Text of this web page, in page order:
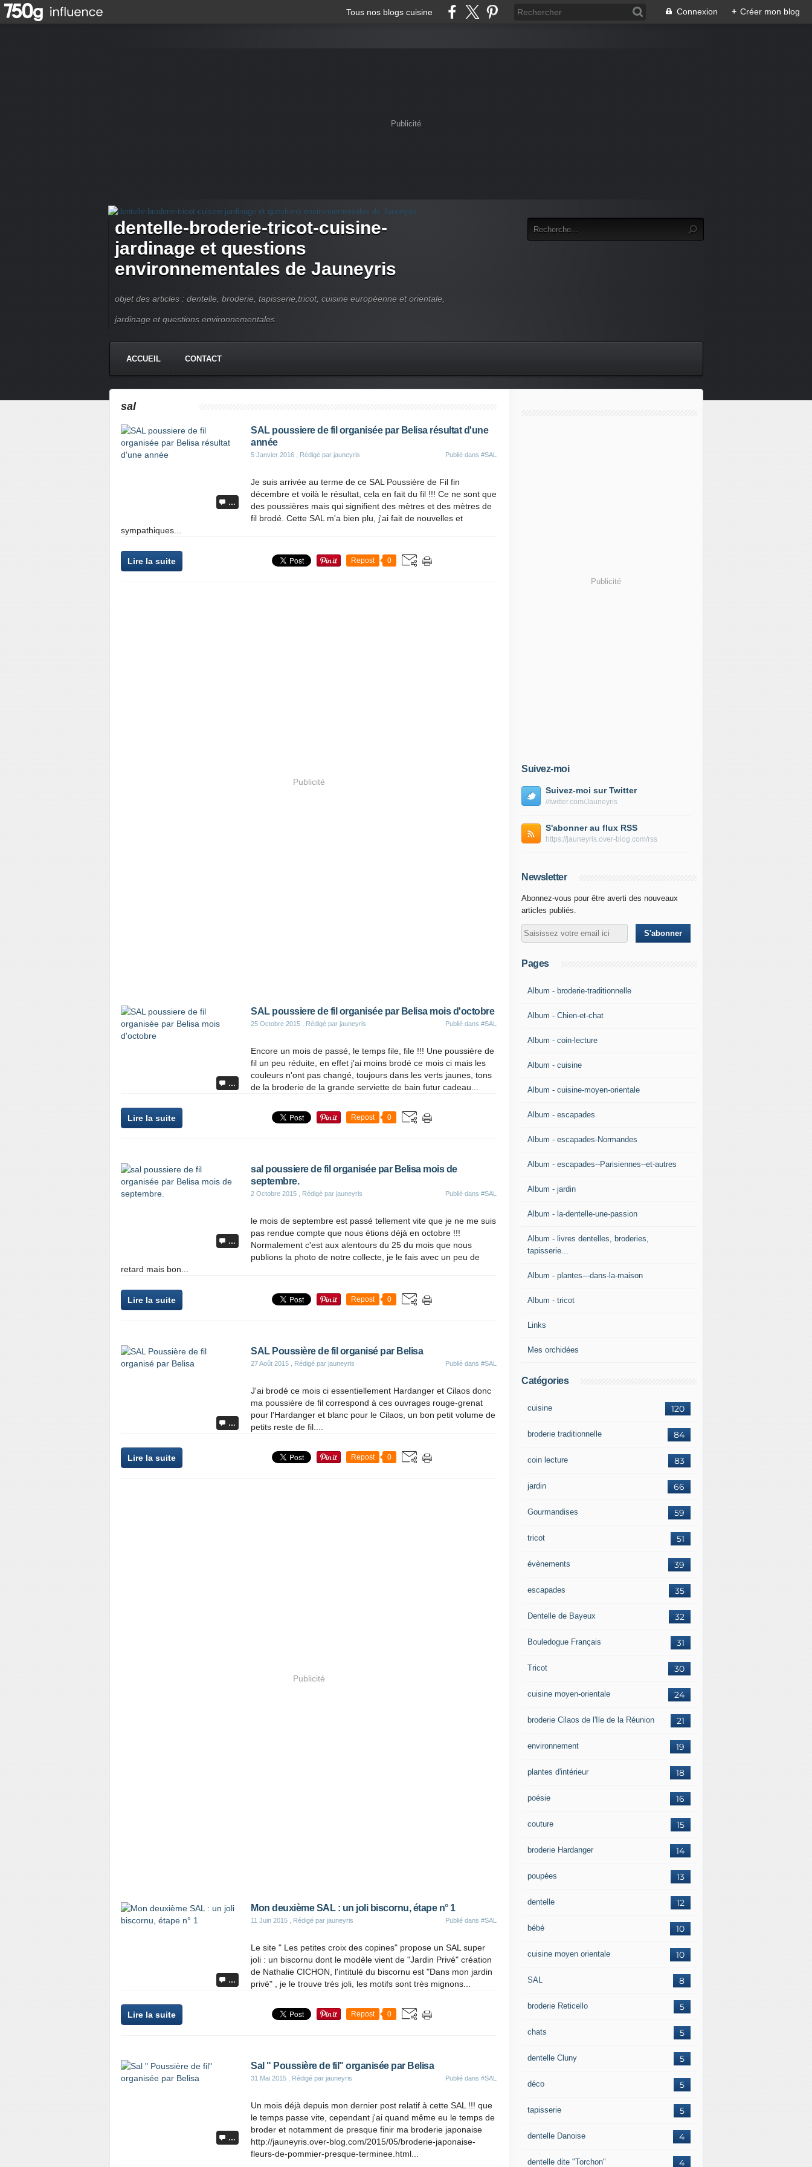
Tous nos blogs cuisine Connexion + Créer mon blog
Publicité
dentelle-broderie-tricot-cuisine-
jardinage et questions
environnementales de Jauneyris
objet des articles : dentelle, broderie, tapisserie,tricot, cuisine européenne et orientale,
jardinage et questions environnementales.
ACCUEIL CONTACT
sal
…
SAL poussiere de fil organisée par Belisa résultat d'une
année
5 Janvier 2016 , Rédigé par jauneyris Publié dans #SAL
Je suis arrivée au terme de ce SAL Poussière de Fil fin
décembre et voilà le résultat, cela en fait du fil !!! Ce ne sont que
des poussières mais qui signifient des mètres et des mètres de
fil brodé. Cette SAL m'a bien plu, j'ai fait de nouvelles et
sympathiques...
Lire la suite Repost 0
Publicité
…
SAL poussiere de fil organisée par Belisa mois d'octobre
25 Octobre 2015 , Rédigé par jauneyris Publié dans #SAL
Encore un mois de passé, le temps file, file !!! Une poussière de
fil un peu réduite, en effet j'ai moins brodé ce mois ci mais les
couleurs n'ont pas changé, toujours dans les verts jaunes, tons
de la broderie de la grande serviette de bain futur cadeau...
Lire la suite Repost 0
…
sal poussiere de fil organisée par Belisa mois de
septembre.
2 Octobre 2015 , Rédigé par jauneyris Publié dans #SAL
le mois de septembre est passé tellement vite que je ne me suis
pas rendue compte que nous étions déjà en octobre !!!
Normalement c'est aux alentours du 25 du mois que nous
publions la photo de notre collecte, je le fais avec un peu de
retard mais bon...
Lire la suite Repost 0
…
SAL Poussière de fil organisé par Belisa
27 Août 2015 , Rédigé par jauneyris Publié dans #SAL
J'ai brodé ce mois ci essentiellement Hardanger et Cilaos donc
ma poussière de fil correspond à ces ouvrages rouge-grenat
pour l'Hardanger et blanc pour le Cilaos, un bon petit volume de
petits reste de fil....
Lire la suite Repost 0
Publicité
…
Mon deuxième SAL : un joli biscornu, étape n° 1
11 Juin 2015 , Rédigé par jauneyris Publié dans #SAL
Le site " Les petites croix des copines" propose un SAL super
joli : un biscornu dont le modèle vient de "Jardin Privé" création
de Nathalie CICHON, l'intitulé du biscornu est "Dans mon jardin
privé" , je le trouve très joli, les motifs sont très mignons...
Lire la suite Repost 0
…
Sal " Poussière de fil" organisée par Belisa
31 Mai 2015 , Rédigé par jauneyris Publié dans #SAL
Un mois déjà depuis mon dernier post relatif à cette SAL !!! que
le temps passe vite, cependant j'ai quand même eu le temps de
broder et notamment de presque finir ma broderie japonaise
http://jauneyris.over-blog.com/2015/05/broderie-japonaise-
fleurs-de-pommier-presque-terminee.html...
Publicité
Suivez-moi
Suivez-moi sur Twitter
//twitter.com/Jauneyris
S'abonner au flux RSS
https://jauneyris.over-blog.com/rss
Newsletter
Abonnez-vous pour être averti des nouveaux
articles publiés.
Pages
Album - broderie-traditionnelle
Album - Chien-et-chat
Album - coin-lecture
Album - cuisine
Album - cuisine-moyen-orientale
Album - escapades
Album - escapades-Normandes
Album - escapades--Parisiennes--et-autres
Album - jardin
Album - la-dentelle-une-passion
Album - livres dentelles, broderies,
tapisserie...
Album - plantes---dans-la-maison
Album - tricot
Links
Mes orchidées
Catégories
120
cuisine
84
broderie traditionnelle
83
coin lecture
66
jardin
59
Gourmandises
51
tricot
39
évènements
35
escapades
32
Dentelle de Bayeux
31
Bouledogue Français
30
Tricot
24
cuisine moyen-orientale
21
broderie Cilaos de l'Ile de la Réunion
19
environnement
18
plantes d'intérieur
16
poésie
15
couture
14
broderie Hardanger
13
poupées
12
dentelle
10
bébé
10
cuisine moyen orientale
8
SAL
5
broderie Reticello
5
chats
5
dentelle Cluny
5
déco
5
tapisserie
4
dentelle Danoise
4
dentelle dite "Torchon"